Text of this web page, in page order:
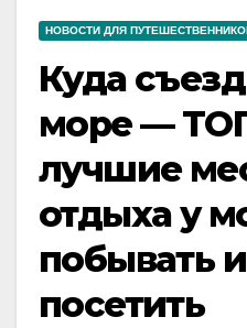
НОВОСТИ ДЛЯ
Куда
море —
лучшие
отдыха у
побывать
посетить